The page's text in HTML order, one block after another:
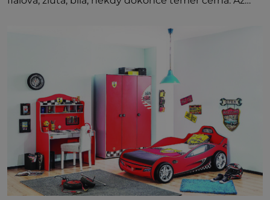
nedokážeme představit. Její příběh je